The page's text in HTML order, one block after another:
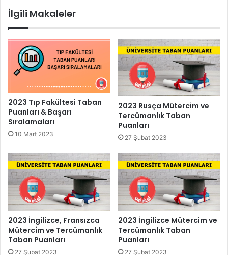
İlgili Makaleler
2023 Tıp Fakültesi Taban
Puanları & Başarı
Sıralamaları
10 Mart 2023
2023 Rusça Mütercim ve
Tercümanlık Taban
Puanları
27 Şubat 2023
2023 İngilizce, Fransızca
Mütercim ve Tercümanlık
Taban Puanları
27 Şubat 2023
2023 İngilizce Mütercim ve
Tercümanlık Taban
Puanları
27 Şubat 2023